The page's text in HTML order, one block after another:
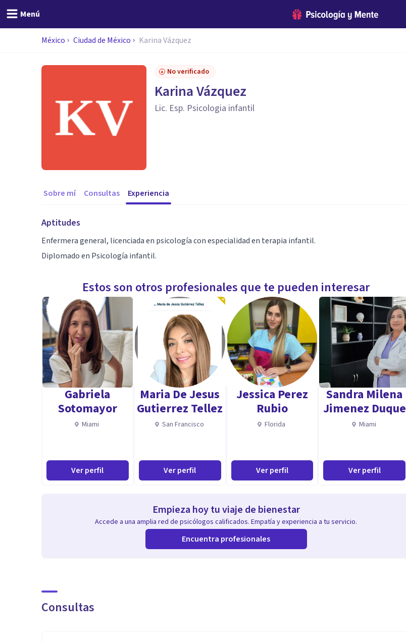
Menú
México Ciudad de México Karina Vázquez
No verificado
Karina Vázquez
Lic. Esp. Psicologia infantil
Sobre mí Consultas Experiencia
Aptitudes
Enfermera general, licenciada en psicología con especialidad en terapia infantil.
Diplomado en Psicología infantil.
Estos son otros profesionales que te pueden interesar
Gabriela
Sotomayor
Miami
Ver perfil
Maria De Jesus
Gutierrez Tellez
San Francisco
Ver perfil
Jessica Perez
Rubio
Florida
Ver perfil
Sandra Milena
Jimenez Duque
Miami
Ver perfil
Empieza hoy tu viaje de bienestar
Accede a una amplia red de psicólogos calificados. Empatía y experiencia a tu servicio.
Encuentra profesionales
Consultas